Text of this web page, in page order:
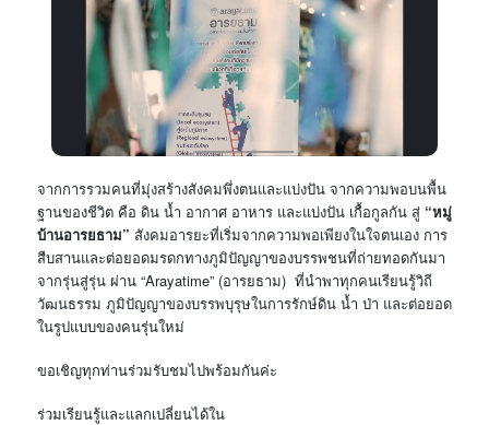
จากการรวมคนที่มุ่งสร้างสังคมพึ่งตนและแบ่งปัน จากความพอบนพื้น
ฐานของชีวิต คือ ดิน น้ำ อากาศ อาหาร และแบ่งปัน เกื้อกูลกัน สู่ “หมู่
บ้านอารยธาม” สังคมอารยะที่เริ่มจากความพอเพียงในใจตนเอง การ
สืบสานและต่อยอดมรดกทางภูมิปัญญาของบรรพชนที่ถ่ายทอดกันมา
จากรุ่นสู่รุ่น ผ่าน“Arayatime” (อารยธาม) ที่นำพาทุกคนเรียนรู้วิถี
วัฒนธรรม ภูมิปัญญาของบรรพบุรุษในการรักษ์ดิน น้ำ ป่า และต่อยอด
ในรูปแบบของคนรุ่นใหม่
ขอเชิญทุกท่านร่วมรับชมไปพร้อมกันค่ะ
ร่วมเรียนรู้และแลกเปลี่ยนได้ใน